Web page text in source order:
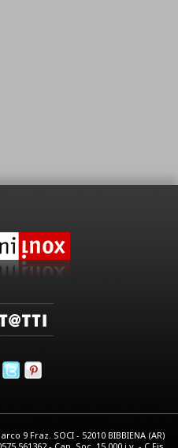
9 Fraz. SOCI - 52010 BIBBIENA (AR)